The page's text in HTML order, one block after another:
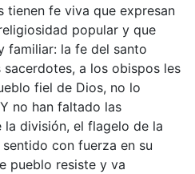
tienen fe viva que expresan
popular y que
familiar: la fe del santo
a los obispos les
fiel de Dios, no lo
no han faltado las
división, el flagelo de la
con fuerza en su
pueblo resiste y va